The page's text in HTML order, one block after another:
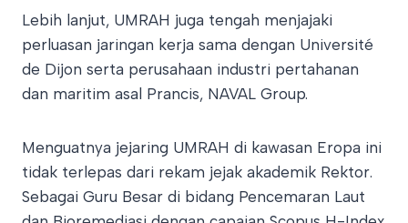
​Lebih lanjut, UMRAH juga tengah menjajaki
perluasan jaringan kerja sama dengan Université
de Dijon serta perusahaan industri pertahanan
dan maritim asal Prancis, NAVAL Group.​
Menguatnya jejaring UMRAH di kawasan Eropa ini
tidak terlepas dari rekam jejak akademik Rektor.
Sebagai Guru Besar di bidang Pencemaran Laut